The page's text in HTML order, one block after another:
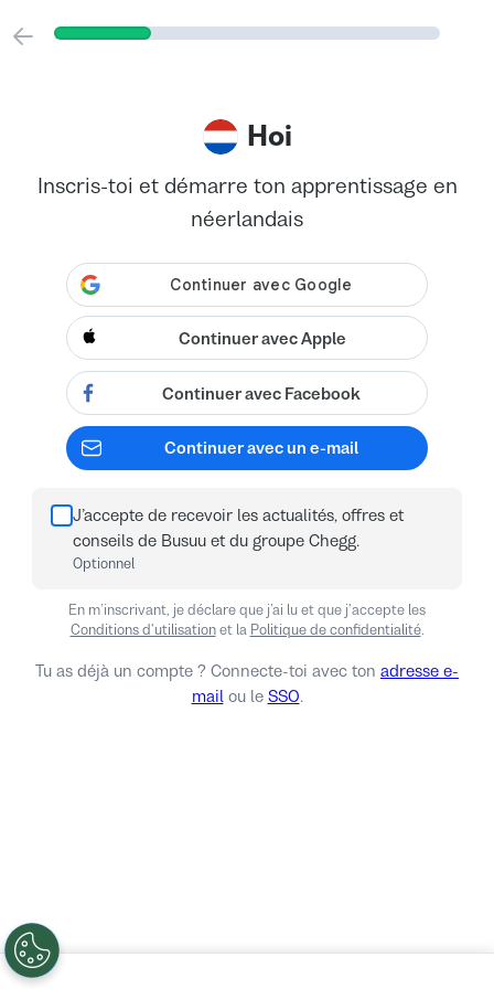
Hoi
Inscris-toi et démarre ton apprentissage en
néerlandais
Continuer avec Apple
Continuer avec Facebook
Continuer avec un e-mail
J’accepte de recevoir les actualités, offres et
conseils de Busuu et du groupe Chegg.
Optionnel
En m’inscrivant, je déclare que j’ai lu et que j'accepte les
Conditions d'utilisationet la Politique de confidentialité.
Tu as déjà un compte ? Connecte-toi avec ton adresse e-
mail ou le SSO.
Non merci